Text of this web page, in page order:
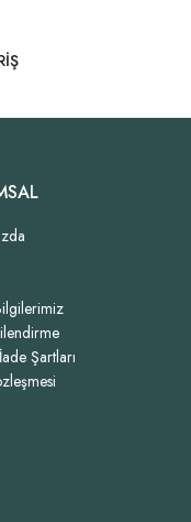
Şartları